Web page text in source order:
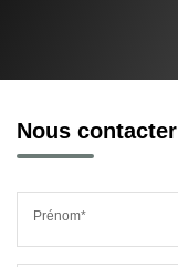
Nous contacter
Prénom*